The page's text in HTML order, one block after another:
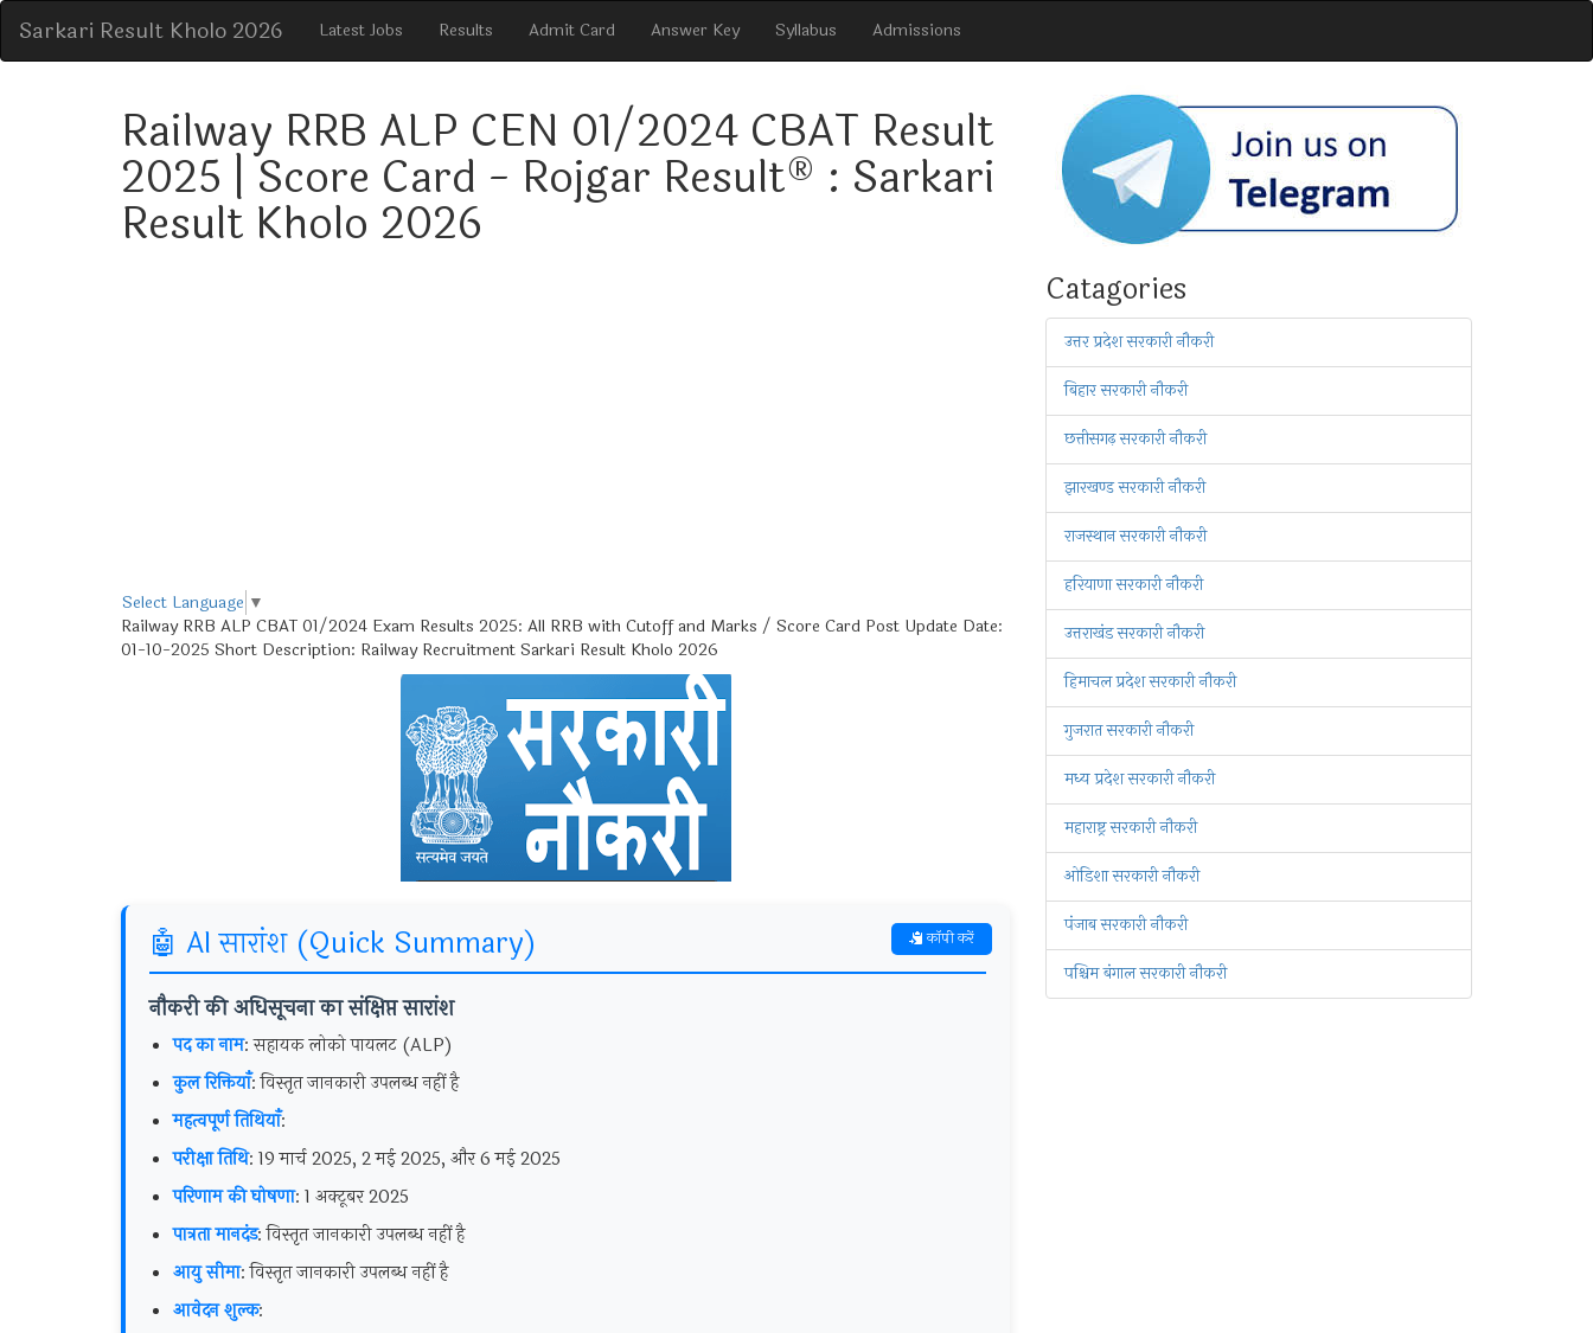
Sarkari Result Kholo 2026 Latest Jobs Results Admit Card Answer Key Syllabus Admissions
Railway RRB ALP CEN 01/2024 CBAT Result
2025 | Score Card - Rojgar Result® : Sarkari
Result Kholo 2026
Select Language ▼
Railway RRB ALP CBAT 01/2024 Exam Results 2025: All RRB with Cutoff and Marks / Score Card Post Update Date:
01-10-2025 Short Description: Railway Recruitment Sarkari Result Kholo 2026
🤖 AI सारांश (Quick Summary)
नौकरी की अधिसूचना का संक्षिप्त सारांश
पद का नाम: सहायक लोको पायलट (ALP)
कुल रिक्तियाँ: विस्तृत जानकारी उपलब्ध नहीं है
महत्वपूर्ण तिथियाँ:
परीक्षा तिथि: 19 मार्च 2025, 2 मई 2025, और 6 मई 2025
परिणाम की घोषणा: 1 अक्टूबर 2025
पात्रता मानदंड: विस्तृत जानकारी उपलब्ध नहीं है
आयु सीमा: विस्तृत जानकारी उपलब्ध नहीं है
आवेदन शुल्क:
कॉपी करें
Catagories
उत्तर प्रदेश सरकारी नौकरी
बिहार सरकारी नौकरी
छत्तीसगढ़ सरकारी नौकरी
झारखण्ड सरकारी नौकरी
राजस्थान सरकारी नौकरी
हरियाणा सरकारी नौकरी
उत्तराखंड सरकारी नौकरी
हिमाचल प्रदेश सरकारी नौकरी
गुजरात सरकारी नौकरी
मध्य प्रदेश सरकारी नौकरी
महाराष्ट्र सरकारी नौकरी
ओडिशा सरकारी नौकरी
पंजाब सरकारी नौकरी
पश्चिम बंगाल सरकारी नौकरी